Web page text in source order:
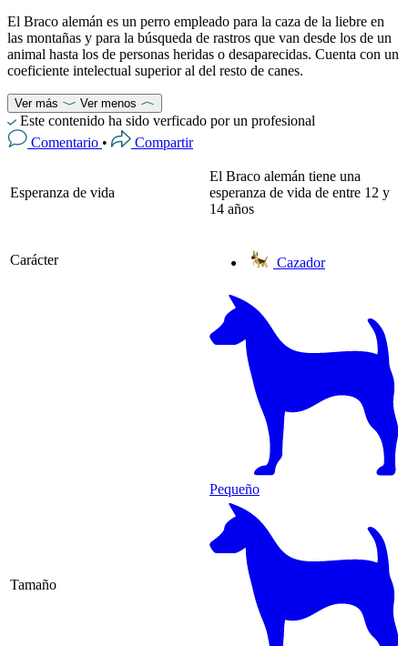
El Braco alemán es un perro empleado para la caza de la liebre en
las montañas y para la búsqueda de rastros que van desde los de un
animal hasta los de personas heridas o desaparecidas. Cuenta con un
coeficiente intelectual superior al del resto de canes.
Ver más Ver menos
Este contenido ha sido verficado por un profesional
Comentario • Compartir
Esperanza de vida
El Braco alemán tiene una
esperanza de vida de entre 12 y
14 años
Carácter Cazador
Tamaño
Pequeño